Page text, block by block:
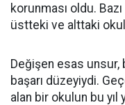
korunması oldu.
üstteki ve alttaki
Değişen esas
başarı düzeyiydi.
alan bir okulun bu yıl